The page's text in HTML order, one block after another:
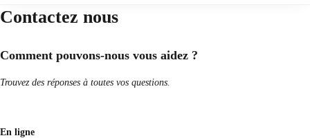
Contactez nous
Comment pouvons-nous vous aidez ?
Trouvez des réponses à toutes vos questions.
En ligne